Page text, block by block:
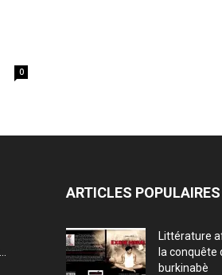
0
ARTICLES POPULAIRES
Littérature
la conquête
burkinabè